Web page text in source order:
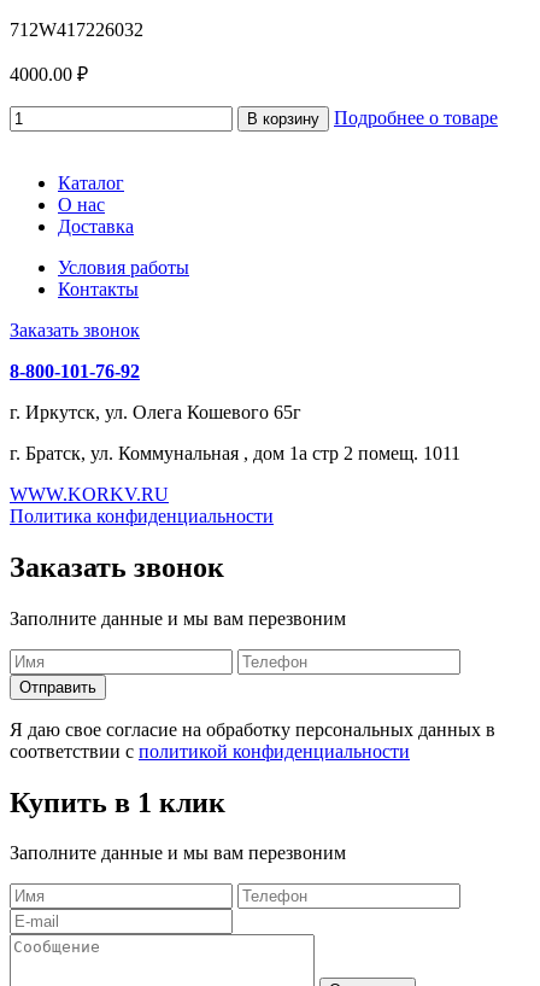
712W417226032
4000.00 ₽
В корзину Подробнее о товаре
Каталог
О нас
Доставка
Условия работы
Контакты
Заказать звонок
8-800-101-76-92
г. Иркутск, ул. Олега Кошевого 65г
г. Братск, ул. Коммунальная , дом 1а стр 2 помещ. 1011
WWW.KORKV.RU
Политика конфиденциальности
Заказать звонок
Заполните данные и мы вам перезвоним
Я даю свое согласие на обработку персональных данных в
соответствии с политикой конфиденциальности
Купить в 1 клик
Заполните данные и мы вам перезвоним